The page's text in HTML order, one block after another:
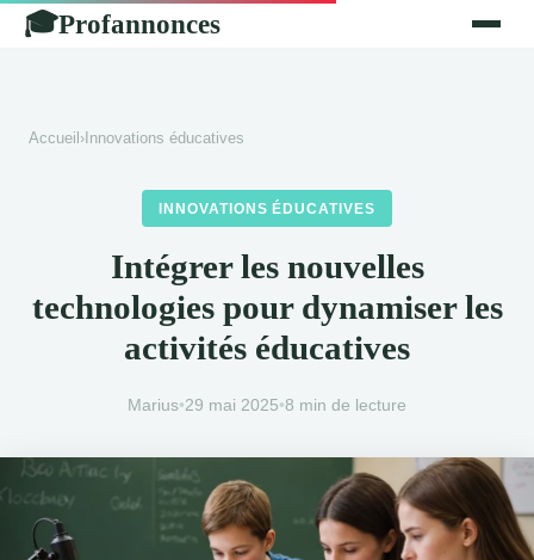
🎓Profannonces
Accueil › Innovations éducatives
INNOVATIONS ÉDUCATIVES
Intégrer les nouvelles
technologies pour dynamiser les
activités éducatives
Marius•29 mai 2025•8 min de lecture